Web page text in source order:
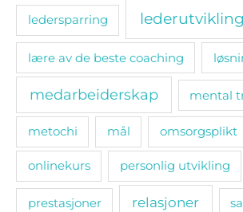
ledersparring lederutvikling
lære av de beste coaching
medarbeiderskap mental
metochi mål omsorgsplikt
onlinekurs personlig utvikling
prestasjoner relasjoner